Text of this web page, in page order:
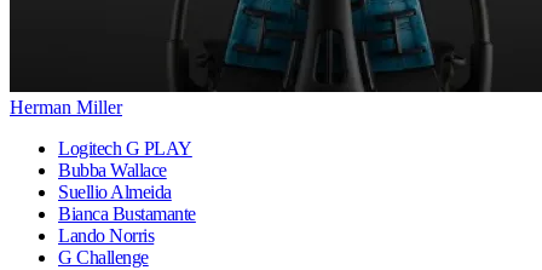
Herman Miller
Logitech G PLAY
Bubba Wallace
Suellio Almeida
Bianca Bustamante
Lando Norris
G Challenge